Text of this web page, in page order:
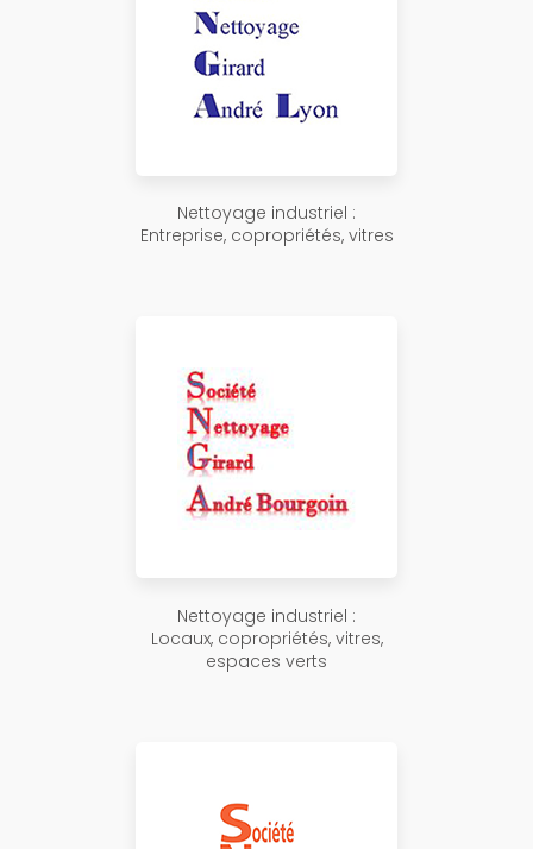
Nettoyage industriel :
Entreprise, copropriétés, vitres
Nettoyage industriel :
Locaux, copropriétés, vitres,
espaces verts